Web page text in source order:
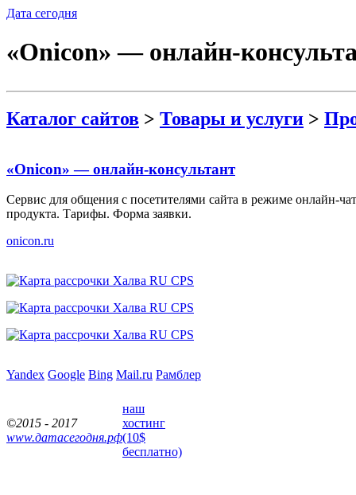
Дата сегодня
«Onicon» — онлайн-
Каталог сайтов > Товары и услуги >
«Onicon» — онлайн-консультант
Сервис для общения с посетителями сайта в режиме онлайн-
продукта. Тарифы. Форма заявки.
onicon.ru
Yandex Google Bing Mail.ru Рамблер
©2015 - 2017
www.датасегодня.рф
наш
хостинг
(10$
бесплатно)